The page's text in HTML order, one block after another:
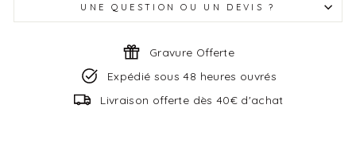
UNE QUESTION OU UN DEVIS ?
Gravure Offerte
Expédié sous 48 heures ouvrés
Livraison offerte dès 40€ d'achat